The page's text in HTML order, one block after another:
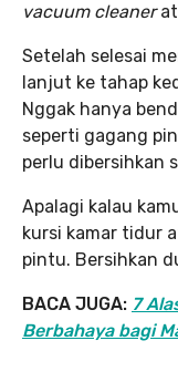
vacuum cleaner
Setelah selesai
lanjut ke tahap
Nggak hanya
seperti gagang
perlu dibersihkan
Apalagi kalau
kursi kamar tidur
pintu. Bersihkan
BACA JUGA: 7
Berbahaya bagi